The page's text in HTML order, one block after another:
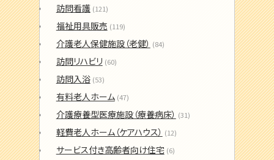
訪問看護 (121)
福祉用具販売 (119)
介護老人保健施設（老健） (84)
訪問リハビリ (60)
訪問入浴 (53)
有料老人ホーム (47)
介護療養型医療施設（療養病床） (31)
軽費老人ホーム（ケアハウス） (12)
サービス付き高齢者向け住宅 (6)